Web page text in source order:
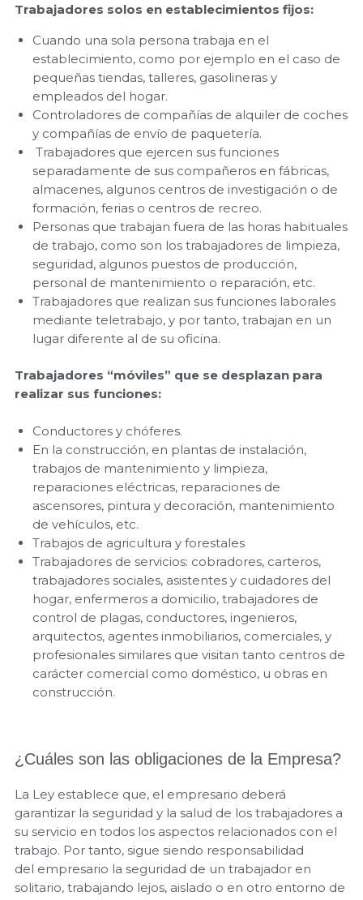
Trabajadores solos en establecimientos fijos:
Cuando una sola persona trabaja en el
establecimiento, como por ejemplo en el caso de
pequeñas tiendas, talleres, gasolineras y
empleados del hogar.
Controladores de compañías de alquiler de coches
y compañías de envío de paquetería.
Trabajadores que ejercen sus funciones
separadamente de sus compañeros en fábricas,
almacenes, algunos centros de investigación o de
formación, ferias o centros de recreo.
Personas que trabajan fuera de las horas habituales
de trabajo, como son los trabajadores de limpieza,
seguridad, algunos puestos de producción,
personal de mantenimiento o reparación, etc.
Trabajadores que realizan sus funciones laborales
mediante teletrabajo, y por tanto, trabajan en un
lugar diferente al de su oficina.
Trabajadores “móviles” que se desplazan para
realizar sus funciones:
Conductores y chóferes.
En la construcción, en plantas de instalación,
trabajos de mantenimiento y limpieza,
reparaciones eléctricas, reparaciones de
ascensores, pintura y decoración, mantenimiento
de vehículos, etc.
Trabajos de agricultura y forestales
Trabajadores de servicios: cobradores, carteros,
trabajadores sociales, asistentes y cuidadores del
hogar, enfermeros a domicilio, trabajadores de
control de plagas, conductores, ingenieros,
arquitectos, agentes inmobiliarios, comerciales, y
profesionales similares que visitan tanto centros de
carácter comercial como doméstico, u obras en
construcción.
¿Cuáles son las obligaciones de la Empresa?
La Ley establece que, el empresario deberá
garantizar la seguridad y la salud de los trabajadores a
su servicio en todos los aspectos relacionados con el
trabajo. Por tanto, sigue siendo responsabilidad
del empresario la seguridad de un trabajador en
solitario, trabajando lejos, aislado o en otro entorno de